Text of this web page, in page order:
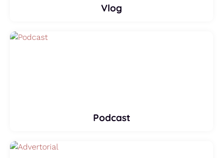
Vlog
Podcast